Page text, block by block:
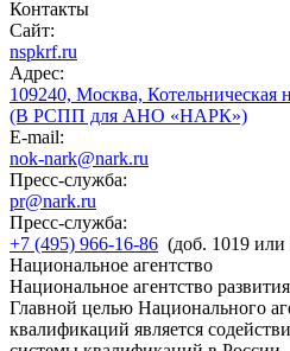
Контакты
Сайт:
nspkrf.ru
Адрес:
109240, Москва, Котельническая
(В РСПП для АНО «НАРК»)
E-mail:
nok-nark@nark.ru
Пресс-служба:
pr@nark.ru
Пресс-служба:
+7 (495) 966-16-86 (доб. 1019 или
Национальное агентство
Национальное агентство
Главной целью Национального
квалификаций является